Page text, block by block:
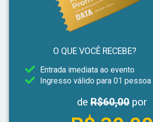
O QUE VOCÊ RECEBE?
Entrada imediata ao evento
Ingresso válido para 01 pessoa
de R$60,00 por